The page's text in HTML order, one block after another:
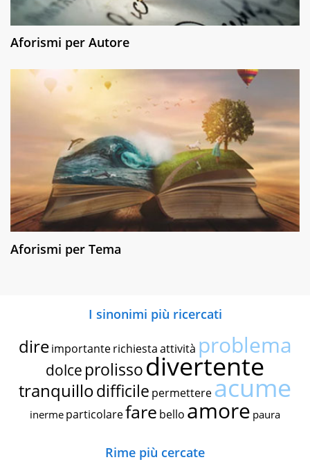
Aforismi per Autore
Aforismi per Tema
I sinonimi più ricercati
dire importante richiestaattività problema
dolce prolissodivertente
tranquillodifficile permettereacume
inerme particolarefare bello amore paura
Rime più cercate